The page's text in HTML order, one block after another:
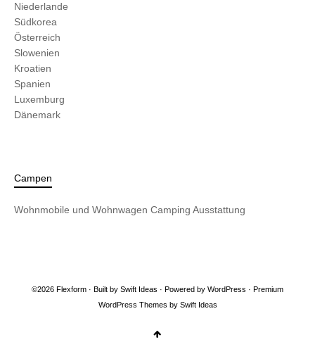
Niederlande
Südkorea
Österreich
Slowenien
Kroatien
Spanien
Luxemburg
Dänemark
Campen
Wohnmobile und Wohnwagen Camping Ausstattung
©2026 Flexform · Built by Swift Ideas · Powered by WordPress · Premium
WordPress Themes by Swift Ideas